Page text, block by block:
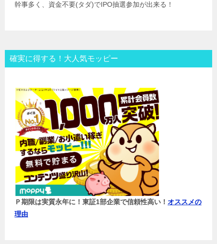
幹事多く、資金不要(タダ)でIPO抽選参加が出来る！
確実に得する！大人気モッピー
Ｐ期限は実質永年に！東証1部企業で信頼性高い！ オススメの
理由